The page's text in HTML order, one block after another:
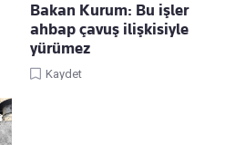
Bakan Kurum: Bu işler
ahbap çavuş ilişkisiyle
yürümez
Kaydet